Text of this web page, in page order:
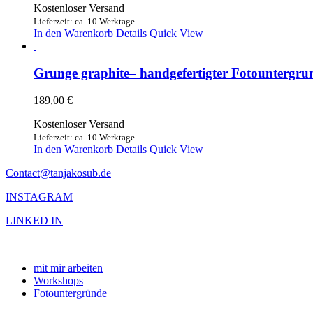
Kostenloser Versand
Lieferzeit: ca. 10 Werktage
In den Warenkorb Details Quick View
Grunge graphite– handgefertigter
189,00 €
Kostenloser Versand
Lieferzeit: ca. 10 Werktage
In den Warenkorb Details Quick View
Contact@tanjakosub.de
INSTAGRAM
LINKED IN
mit mir arbeiten
Workshops
Fotountergründe